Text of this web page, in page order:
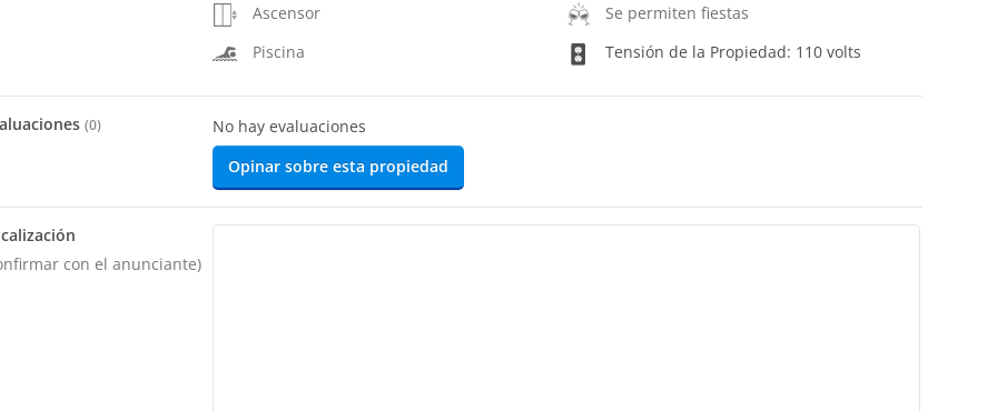
Ascensor
Se permiten fiestas
Piscina
Tensión de la Propiedad: 110 volts
(0)
No hay evaluaciones
Opinar sobre esta propiedad
con el anunciante)